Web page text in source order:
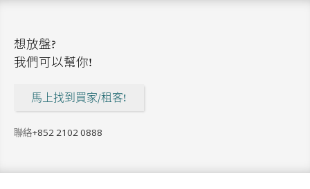
想放盤?
我們可以幫你!
馬上找到買家/租客!
聯絡+852 2102 0888